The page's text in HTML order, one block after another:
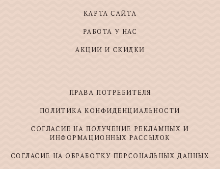
КАРТА САЙТА
РАБОТА У НАС
АКЦИИ И СКИДКИ
ПРАВА ПОТРЕБИТЕЛЯ
ПОЛИТИКА КОНФИДЕНЦИАЛЬНОСТИ
СОГЛАСИЕ НА ПОЛУЧЕНИЕ РЕКЛАМНЫХ И
ИНФОРМАЦИОННЫХ РАССЫЛОК
СОГЛАСИЕ НА ОБРАБОТКУ ПЕРСОНАЛЬНЫХ ДАННЫХ